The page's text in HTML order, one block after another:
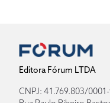
Editora Fórum LTDA
CNPJ: 41.769.803/